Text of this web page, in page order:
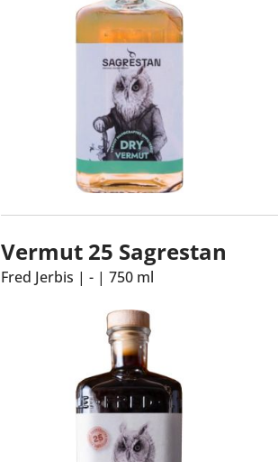
Vermut 25 Sagrestan
Fred Jerbis | - | 750 ml